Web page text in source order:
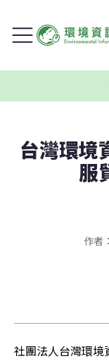
台灣環境
服
作者
社團法人台灣環境